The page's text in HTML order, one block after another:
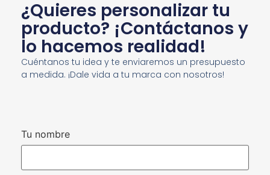
¿Quieres personalizar tu
producto? ¡Contáctanos y
lo hacemos realidad!
Cuéntanos tu idea y te enviaremos un presupuesto
a medida. ¡Dale vida a tu marca con nosotros!
Tu nombre